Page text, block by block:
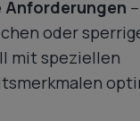
Anforderungen
oder
mit speziellen